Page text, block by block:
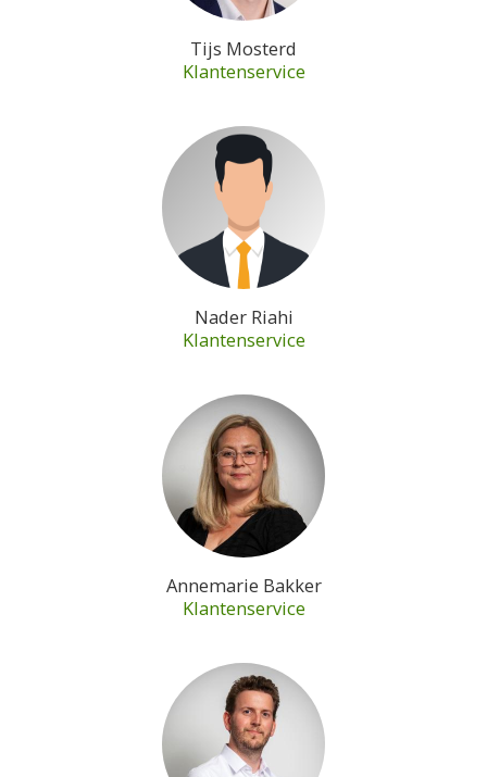
Tijs Mosterd
Klantenservice
Nader Riahi
Klantenservice
Annemarie Bakker
Klantenservice